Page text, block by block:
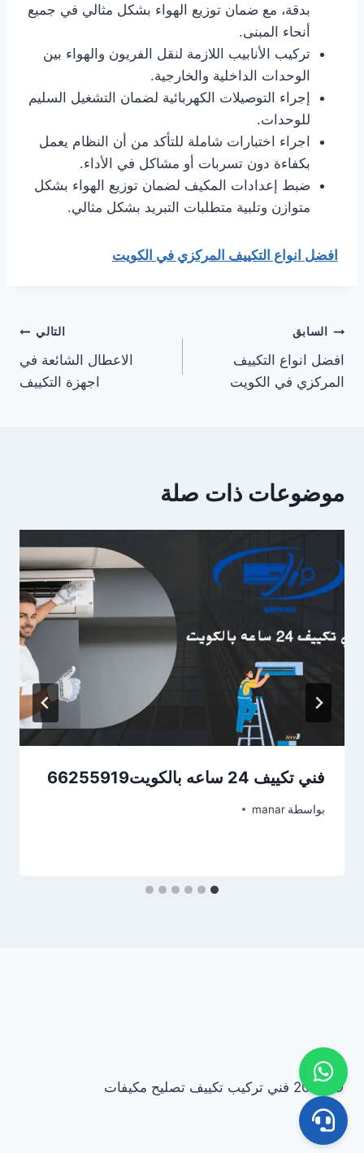
بدقة، مع ضمان توزيع الهواء بشكل مثالي في جميع
أنحاء المبنى.
تركيب الأنابيب اللازمة لنقل الفريون والهواء بين
الوحدات الداخلية والخارجية.
إجراء التوصيلات الكهربائية لضمان التشغيل السليم
للوحدات.
اجراء اختبارات شاملة للتأكد من أن النظام يعمل
بكفاءة دون تسربات أو مشاكل في الأداء.
ضبط إعدادات المكيف لضمان توزيع الهواء بشكل
متوازن وتلبية متطلبات التبريد بشكل مثالي.
افضل انواع التكييف المركزي في الكويت
تصفّح
المقالات
السابق
افضل انواع التكييف
المركزي في الكويت
التالي
الاعطال الشائعة في
اجهزة التكييف
موضوعات ذات صلة
فني تكييف 24 ساعه بالكويت66255919
بواسطة manar
© 2026 فني تركيب تكييف تصليح مكيفات